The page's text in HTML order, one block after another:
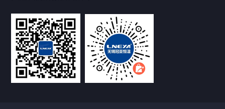
Chamber试验箱
FREEZER低温箱
VOCs冷凝回收装置